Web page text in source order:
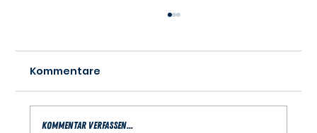
Kommentare
Kommentar verfassen...